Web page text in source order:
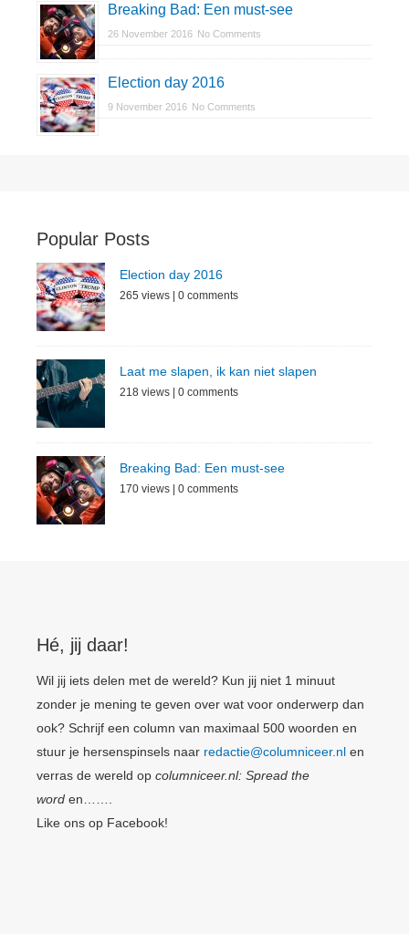
Breaking Bad: Een must-see
26 November 2016 No Comments
Election day 2016
9 November 2016 No Comments
Popular Posts
Election day 2016
265 views 0 comments
Laat me slapen, ik kan niet slapen
218 views 0 comments
Breaking Bad: Een must-see
170 views 0 comments
Hé, jij daar!
Wil jij iets delen met de wereld? Kun jij niet 1 minuut
zonder je mening te geven over wat voor onderwerp dan
ook? Schrijf een column van maximaal 500 woorden en
stuur je hersenspinsels naar redactie@columniceer.nl en
verras de wereld op columniceer.nl: Spread the
word en…….
Like ons op Facebook!